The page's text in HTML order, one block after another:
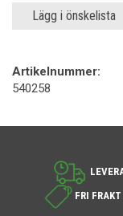
Lägg i önskelista
Artikelnummer:
540258
FRI